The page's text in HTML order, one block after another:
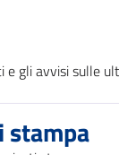
e gli avvisi sulle
stampa